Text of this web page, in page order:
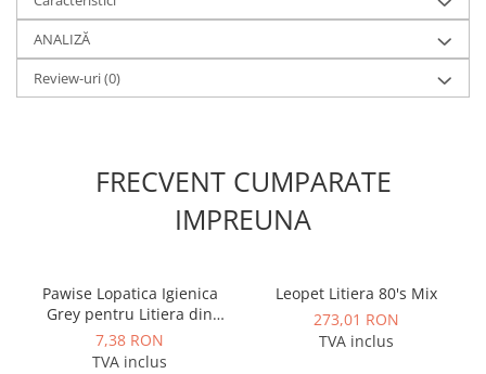
ANALIZĂ
Review-uri(0)
FRECVENT CUMPARATE
IMPREUNA
Pawise Lopatica Igienica
Grey pentru Litiera din
Plastic
7,38 RON
TVA inclus
Leopet Litiera 80's Mix
273,01 RON
TVA inclus